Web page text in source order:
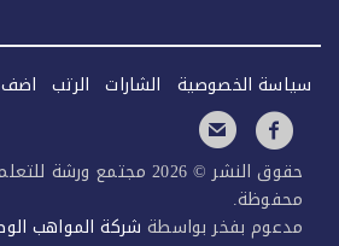
الخصوصية الشارات الرتب اضف مشروع
حقوق النشر © 2026 مجتمع ورشة للتعلم.
بفخر بواسطةشركة المواهب الوطنية.